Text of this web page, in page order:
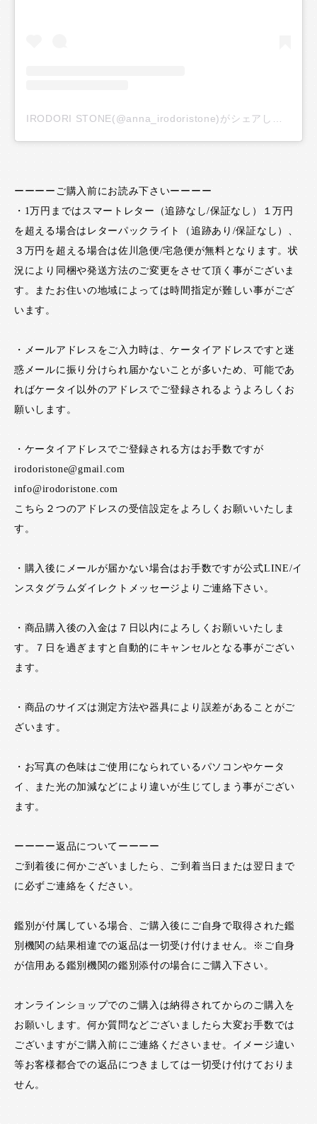
ーーーーご購入前にお読み下さいーーーー
・1万円まではスマートレター（追跡なし/保証なし）１万円
を超える場合はレターパックライト（追跡あり/保証なし）、
３万円を超える場合は佐川急便/宅急便が無料となります。状
況により同梱や発送方法のご変更をさせて頂く事がございま
す。またお住いの地域によっては時間指定が難しい事がござ
います。
・メールアドレスをご入力時は、ケータイアドレスですと迷
惑メールに振り分けられ届かないことが多いため、可能であ
ればケータイ以外のアドレスでご登録されるようよろしくお
願いします。
・ケータイアドレスでご登録される方はお手数ですが
irodoristone@gmail.com
info@irodoristone.com
こちら２つのアドレスの受信設定をよろしくお願いいたしま
す。
・購入後にメールが届かない場合はお手数ですが公式LINE/イ
ンスタグラムダイレクトメッセージよりご連絡下さい。
・商品購入後の入金は７日以内によろしくお願いいたしま
す。７日を過ぎますと自動的にキャンセルとなる事がござい
ます。
・商品のサイズは測定方法や器具により誤差があることがご
ざいます。
・お写真の色味はご使用になられているパソコンやケータ
イ、また光の加減などにより違いが生じてしまう事がござい
ます。
ーーーー返品についてーーーー
ご到着後に何かございましたら、ご到着当日または翌日まで
に必ずご連絡をください。
鑑別が付属している場合、ご購入後にご自身で取得された鑑
別機関の結果相違での返品は一切受け付けません。※ご自身
が信用ある鑑別機関の鑑別添付の場合にご購入下さい。
オンラインショップでのご購入は納得されてからのご購入を
お願いします。何か質問などございましたら大変お手数では
ございますがご購入前にご連絡くださいませ。イメージ違い
等お客様都合での返品につきましては一切受け付けておりま
せん。